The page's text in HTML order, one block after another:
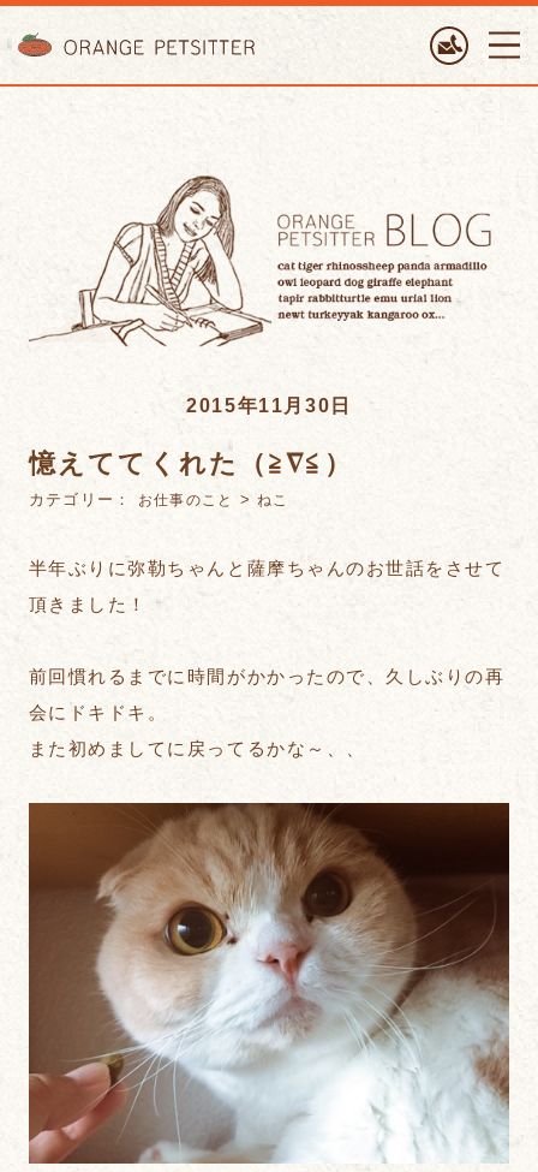
2015年11月30日
憶えててくれた（≧∇≦）
カテゴリー： お仕事のこと >ねこ
半年ぶりに弥勒ちゃんと薩摩ちゃんのお世話をさせて
頂きました！
前回慣れるまでに時間がかかったので、久しぶりの再
会にドキドキ。
また初めましてに戻ってるかな～、、